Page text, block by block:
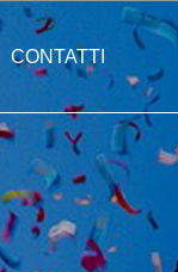
CONTATTI